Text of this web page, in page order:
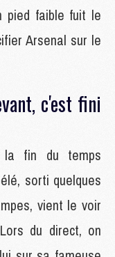
pied faible fuit le
Arsenal sur le
c'est fini
la fin du temps
sorti quelques
vient le voir
du direct, on